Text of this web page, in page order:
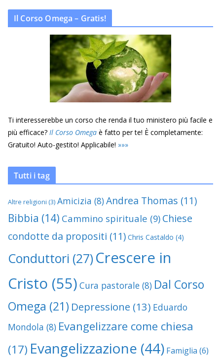
Il Corso Omega – Gratis!
Ti interesserebbe un corso che renda il tuo ministero più facile e
più efficace? Il Corso Omega è fatto per te! È completamente:
Gratuito! Auto-gestito! Applicabile! »»»
Tutti i tag
Altre religioni (3) Amicizia (8)Andrea Thomas (11)
Bibbia (14) Cammino spirituale (9) Chiese
condotte da propositi (11) Chris Castaldo (4)
Conduttori (27) Crescere in
Cristo (55) Cura pastorale (8) Dal Corso
Omega (21) Depressione (13) Eduardo
Mondola (8) Evangelizzare come chiesa
(17) Evangelizzazione (44) Famiglia (6)